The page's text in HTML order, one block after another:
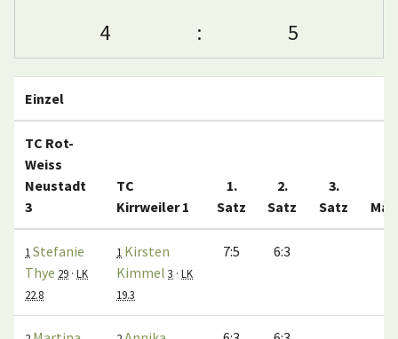
4 : 5
Einzel
TC Rot-
Weiss
Neustadt
3
TC
Kirrweiler 1
1.
Satz
2.
Satz
3.
Satz
1 Stefanie
Thye 29 · LK
22.8
1 Kirsten
Kimmel 3 · LK
19.3
7:5 6:3